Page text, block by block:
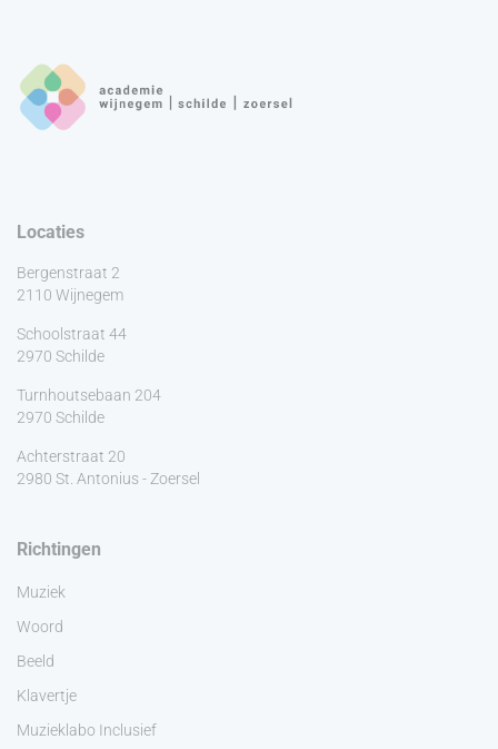
Locaties
Bergenstraat 2
2110 Wijnegem
Schoolstraat 44
2970 Schilde
Turnhoutsebaan 204
2970 Schilde
Achterstraat 20
2980 St. Antonius - Zoersel
Richtingen
Muziek
Woord
Beeld
Klavertje
Muzieklabo Inclusief